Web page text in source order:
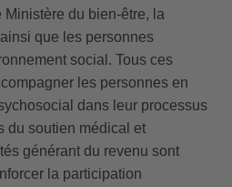
du bien-être, la
que les personnes
social. Tous ces
les personnes en
dans leur processus
du soutien médical et
générant du revenu sont
la participation